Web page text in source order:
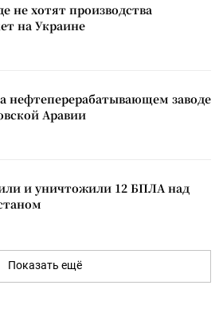
не хотят производства
на Украине
нефтеперерабатывающем заводе
Аравии
и уничтожили 12 БПЛА над
Показать ещё